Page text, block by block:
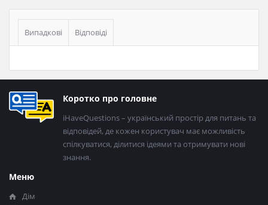
Бічна
панель
Випадкові Відповіді
Нижній
колонтитул
Коротко про головне
iHaveQuestions – український простір для питань та
відповідей, де кожен користувач має можливість
спілкуватися, ділитися ідеями та отримувати нові
знання.
Меню
Дім